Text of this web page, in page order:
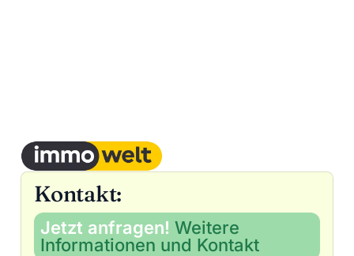
Kontakt:
Jetzt anfragen! Weitere
Informationen und Kontakt